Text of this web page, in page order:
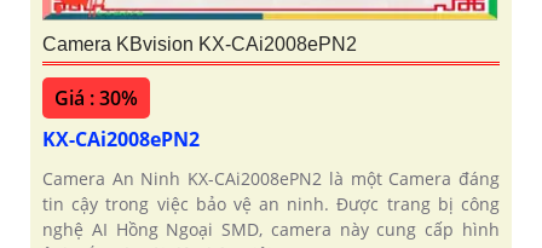
Camera KBvision KX-CAi2008ePN2
Giá : 30%
KX-CAi2008ePN2
Camera An Ninh KX-CAi2008ePN2 là một Camera đáng
tin cậy trong việc bảo vệ an ninh. Được trang bị công
nghệ AI Hồng Ngoại SMD, camera này cung cấp hình